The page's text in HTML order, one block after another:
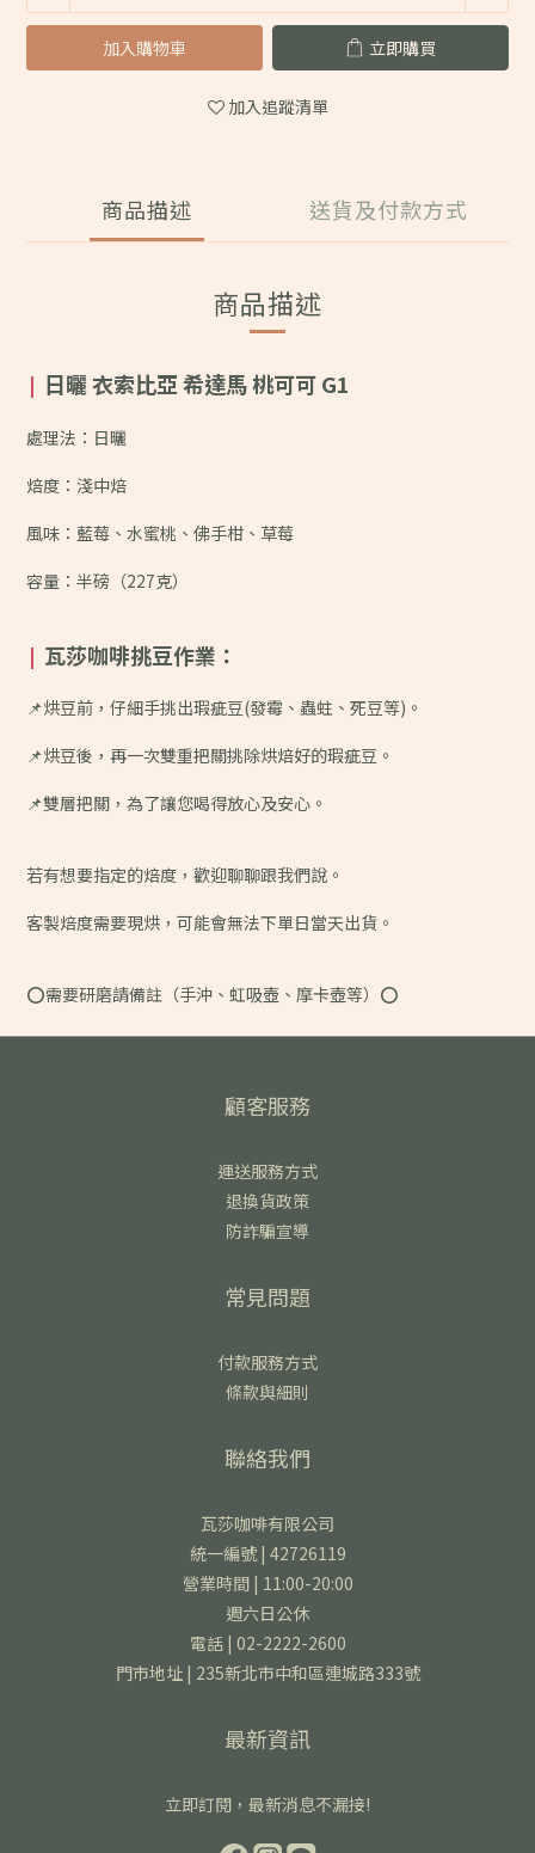
加入購物車 立即購買
加入追蹤清單
商品描述 送貨及付款方式
商品描述
| 日曬 衣索比亞 希達馬 桃可可 G1
處理法：日曬
焙度：淺中焙
風味： 藍莓、水蜜桃、佛手柑、草莓
容量：半磅（227克）
| 瓦莎咖啡挑豆作業：
📌烘豆前，仔細手挑出瑕疵豆(發霉、蟲蛀、死豆等)。
📌烘豆後，再一次雙重把關挑除烘焙好的瑕疵豆。
📌雙層把關，為了讓您喝得放心及安心。
若有想要指定的焙度，歡迎聊聊跟我們說。
客製焙度需要現烘，可能會無法下單日當天出貨。
⭕️需要研磨請備註（手沖、虹吸壺、摩卡壺等）⭕️
顧客服務
運送服務方式
退換貨政策
防詐騙宣導
常見問題
付款服務方式
條款與細則
聯絡我們
瓦莎咖啡有限公司
統一編號 | 42726119
營業時間 | 11:00-20:00
週六日公休
電話 | 02-2222-2600
門市地址 | 235新北市中和區連城路333號
最新資訊
立即訂閱，最新消息不漏接!